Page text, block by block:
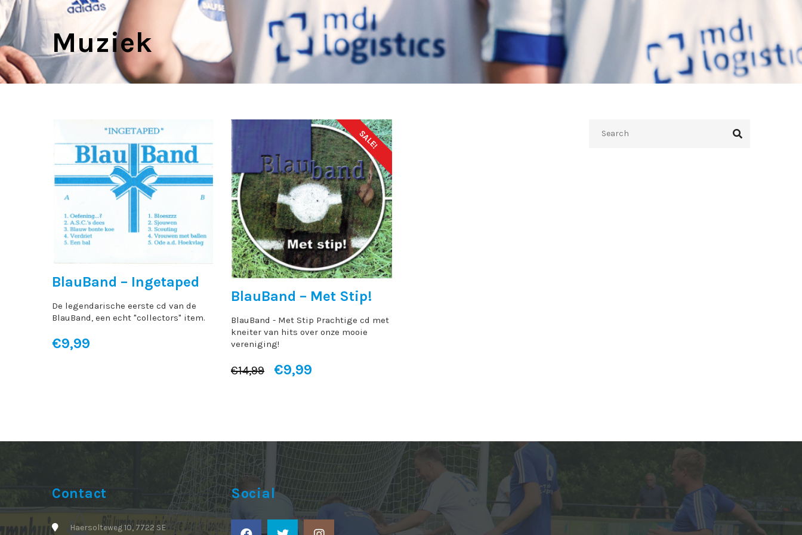
Muziek
BlauBand – Ingetaped
De legendarische eerste cd van de
BlauBand, een echt "collectors" item.
€9,99
SALE!
BlauBand – Met Stip!
BlauBand - Met Stip Prachtige cd met
kneiter van hits over onze mooie
vereniging!
€14,99
Oorspronkelijke
€9,99Huidige
Contact
Haersolteweg 10, 7722 SE
Social